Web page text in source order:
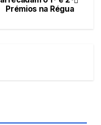
Prémios na Régua